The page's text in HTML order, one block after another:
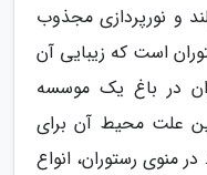
و نورپردازی مجذوب
است که زیبایی آن
در باغ یک موسسه
علت محیط آن برای
منوی رستوران، انواع